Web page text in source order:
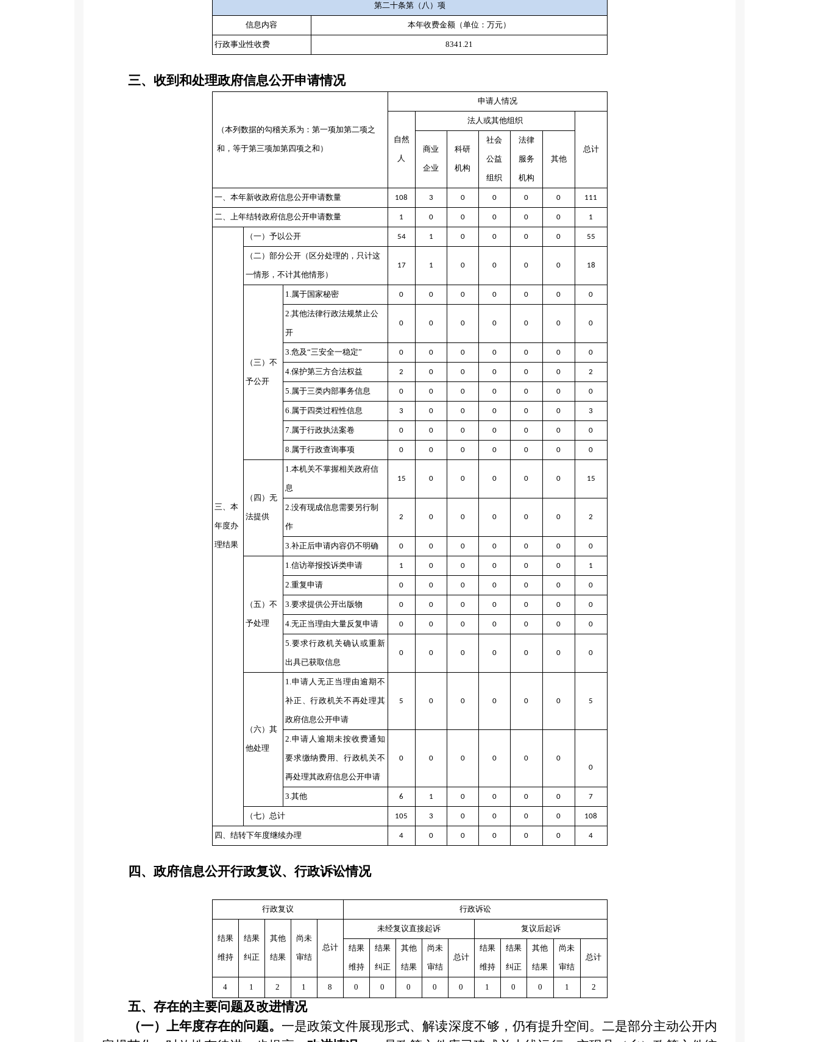
第二十条第（八）项
信息内容 本年收费金额（单位：万元）
行政事业性收费 8341.21
三、收到和处理政府信息公开申请情况
（本列数据的勾稽关系为：第一项加第二项之
和，等于第三项加第四项之和）
申请人情况
自然
人
法人或其他组织
总计
商业
企业
科研
机构
社会
公益
组织
法律
服务
机构
其他
一、本年新收政府信息公开申请数量 108 3 0 0 0 0 111
二、上年结转政府信息公开申请数量 1 0 0 0 0 0 1
三、本
年度办
理结果
（一）予以公开 54 1 0 0 0 0 55
（二）部分公开 （区分处理的，只计这
一情形，不计其他情形）
17 1 0 0 0 0 18
（三）不
予公开
1.属于国家秘密 0 0 0 0 0 0 0
2.其他法律行政法规禁止公
开
0 0 0 0 0 0 0
3.危及“三安全一稳定” 0 0 0 0 0 0 0
4.保护第三方合法权益 2 0 0 0 0 0 2
5.属于三类内部事务信息 0 0 0 0 0 0 0
6.属于四类过程性信息 3 0 0 0 0 0 3
7.属于行政执法案卷 0 0 0 0 0 0 0
8.属于行政查询事项 0 0 0 0 0 0 0
（四）无
法提供
1.本机关不掌握相关政府信
息
15 0 0 0 0 0 15
2.没有现成信息需要另行制
作
2 0 0 0 0 0 2
3.补正后申请内容仍不明确 0 0 0 0 0 0 0
（五）不
予处理
1.信访举报投诉类申请 1 0 0 0 0 0 1
2.重复申请 0 0 0 0 0 0 0
3.要求提供公开出版物 0 0 0 0 0 0 0
4.无正当理由大量反复申请 0 0 0 0 0 0 0
5.要求行政机关确认或重新
出具已获取信息
0 0 0 0 0 0 0
（六）其
他处理
1.申请人无正当理由逾期不
补正、行政机关不再处理其
政府信息公开申请
5 0 0 0 0 0 5
2.申请人逾期未按收费通知
要求缴纳费用、行政机关不
再处理其政府信息公开申请
0 0 0 0 0
0
0
3.其他 6 1 0 0 0 0 7
（七）总计 105 3 0 0 0 0 108
四、结转下年度继续办理 4 0 0 0 0 0 4
四、政府信息公开行政复议、行政诉讼情况
行政复议 行政诉讼
结果
维持
结果
纠正
其他
结果
尚未
审结
总计
未经复议直接起诉 复议后起诉
结果
维持
结果
纠正
其他
结果
尚未
审结
总计
结果
维持
结果
纠正
其他
结果
尚未
审结
总计
4 1 2 1 8 0 0 0 0 0 1 0 0 1 2
五、存在的主要问题及改进情况
（一）上年度存在的问题。 一是政策文件展现形式、解读深度不够，仍有提升空间。二是部分主动公开内